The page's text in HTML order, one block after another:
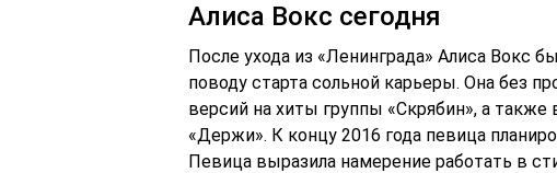
Алиса Вокс сегодня
После ухода из «Ленинграда» Алиса Вокс
поводу старта сольной карьеры. Она без
версий на хиты группы «Скрябин», а
«Держи». К концу 2016 года певица
Певица выразила намерение работать в